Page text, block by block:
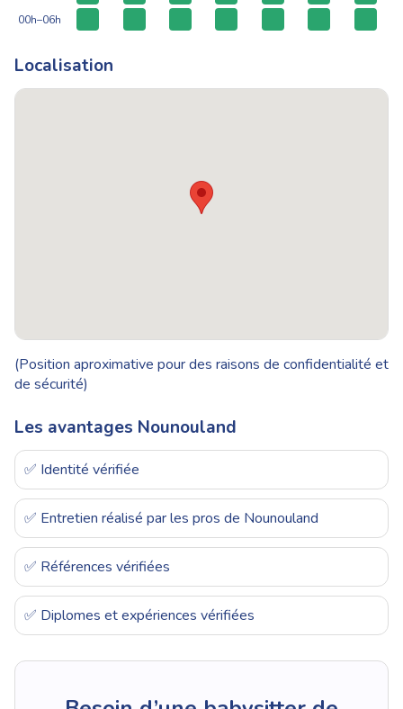
00h–06h
Localisation
(Position aproximative pour des raisons de confidentialité et
de sécurité)
Les avantages Nounouland
✅ Identité vérifiée
✅ Entretien réalisé par les pros de Nounouland
✅ Références vérifiées
✅ Diplomes et expériences vérifiées